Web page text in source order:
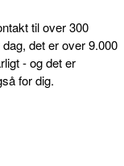
til over 300
det er over 9.000
- og det er
for dig.